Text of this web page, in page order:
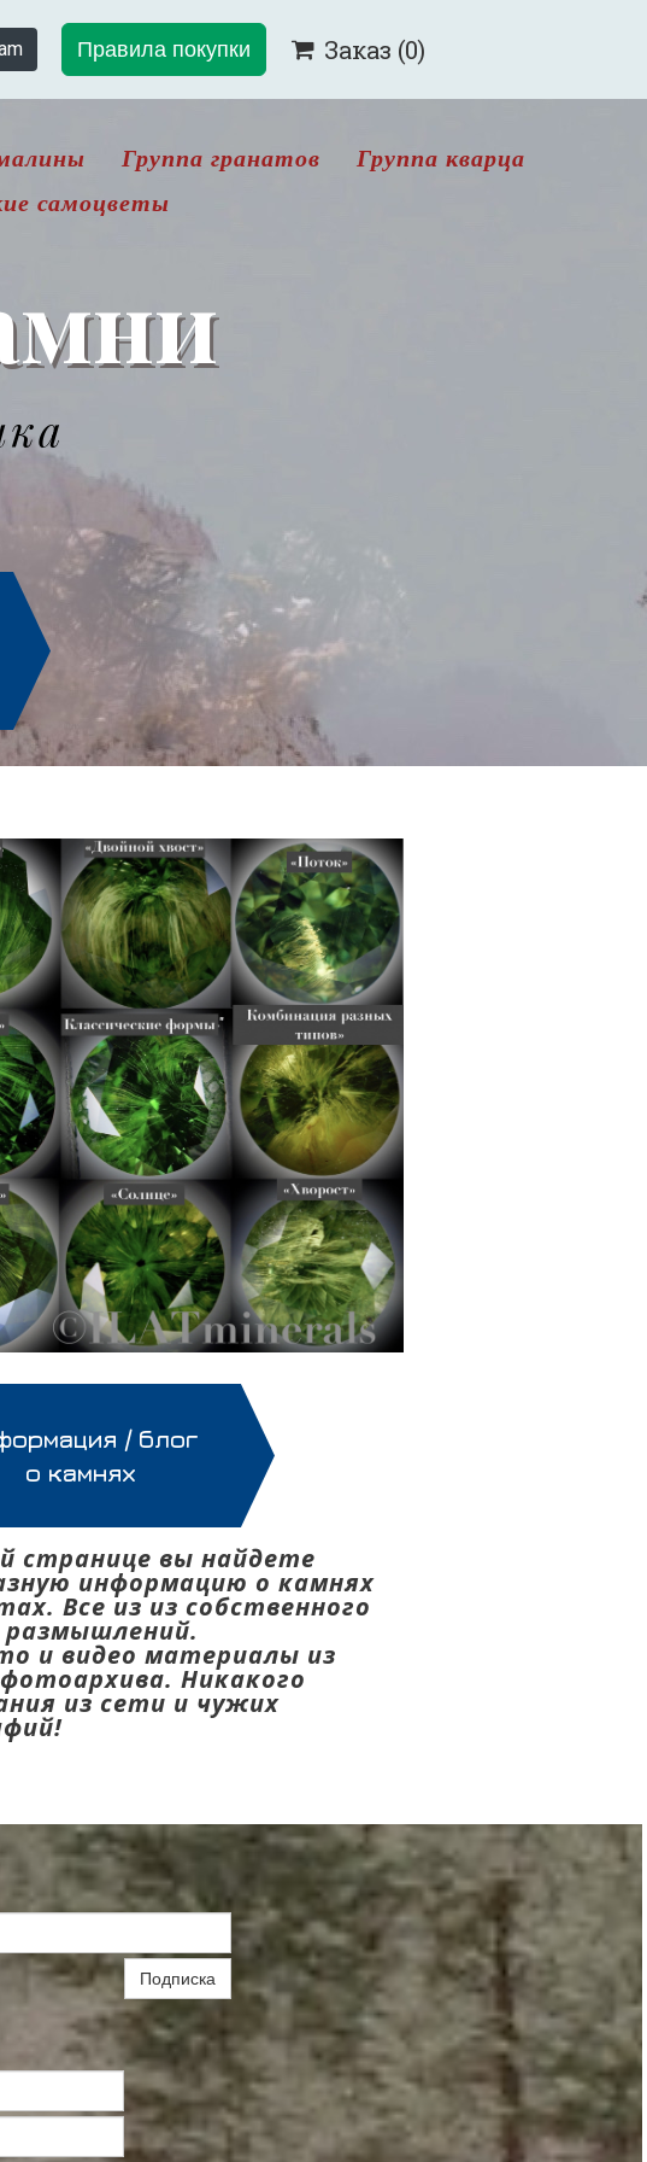
Правила покупки  Заказ (0)
Группа гранатов
Группа кварца
самоцветы
/ блог
о камнях
странице вы найдете
информацию о камнях
Все из из собственного
и видео материалы из
Никакого
из сети и чужих
Подписка